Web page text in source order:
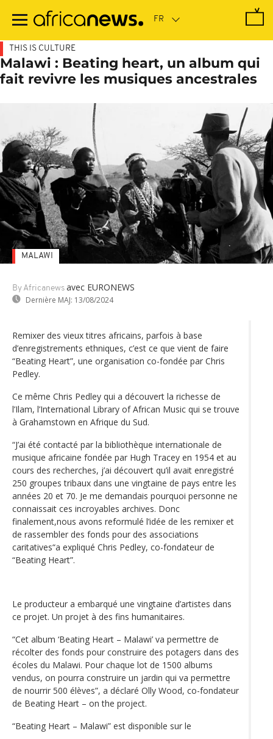
contenu
THIS IS CULTURE
Malawi : Beating heart, un album qui
fait revivre les musiques ancestrales
By Africanews avec EURONEWS
Dernière MAJ: 13/08/2024
MALAWI
Remixer des vieux titres africains, parfois à base
d’enregistrements ethniques, c’est ce que vient de faire
“Beating Heart”, une organisation co-fondée par Chris
Pedley.
Ce même Chris Pedley qui a découvert la richesse de
l’Ilam, l’International Library of African Music qui se trouve
à Grahamstown en Afrique du Sud.
“J’ai été contacté par la bibliothèque internationale de
musique africaine fondée par Hugh Tracey en 1954 et au
cours des recherches, j’ai découvert qu’il avait enregistré
250 groupes tribaux dans une vingtaine de pays entre les
années 20 et 70. Je me demandais pourquoi personne ne
connaissait ces incroyables archives. Donc
finalement,nous avons reformulé l’idée de les remixer et
de rassembler des fonds pour des associations
caritatives“a expliqué Chris Pedley, co-fondateur de
“Beating Heart”.
Le producteur a embarqué une vingtaine d’artistes dans
ce projet. Un projet à des fins humanitaires.
“Cet album ‘Beating Heart – Malawi’ va permettre de
récolter des fonds pour construire des potagers dans des
écoles du Malawi. Pour chaque lot de 1500 albums
vendus, on pourra construire un jardin qui va permettre
de nourrir 500 élèves”, a déclaré Olly Wood, co-fondateur
de Beating Heart – on the project.
“Beating Heart – Malawi” est disponible sur le